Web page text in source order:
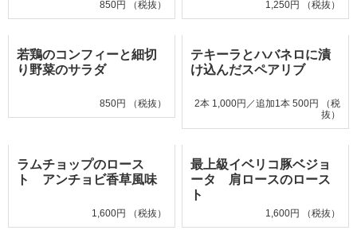
850円 （税抜） 1,250円 （税抜）
若鶏のコンフィーと細切
り野菜のサラダ
850円 （税抜）
テキーラとハバネロに漬
け込んだスペアリブ
2本 1,000円／追加1本 500円 （税
抜）
ラムチョップのロース
ト アンチョビ香草風味
1,600円 （税抜）
最上級イベリコ豚ベジョ
ータ 肩ロースのロース
ト
1,600円 （税抜）